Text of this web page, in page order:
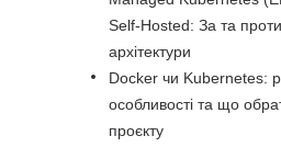
Self-Hosted: За та
архітектури
Docker чи Kubernetes:
особливості та що
проєкту